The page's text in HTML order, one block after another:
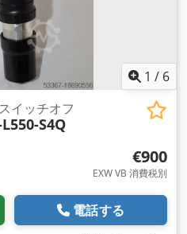
1 / 6
イッチオフ
S4Q
€900
EXW VB 消費税別
電話する